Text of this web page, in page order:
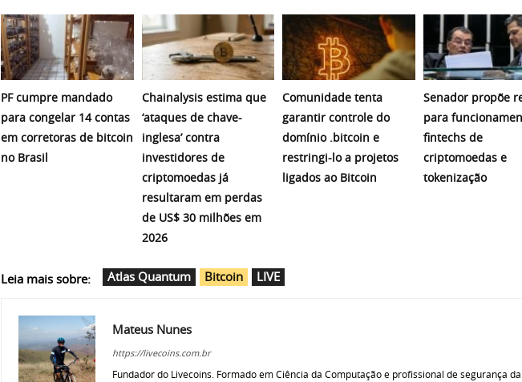
PF cumpre mandado
para congelar 14 contas
em corretoras de bitcoin
no Brasil
Chainalysis estima que
‘ataques de chave-
inglesa’ contra
investidores de
criptomoedas já
resultaram em perdas
de US$ 30 milhões em
2026
Comunidade tenta
garantir controle do
domínio .bitcoin e
restringi-lo a projetos
ligados ao Bitcoin
Senador propõe
para
fintechs de
criptomoedas e
tokenização
Leia mais sobre: Atlas Quantum Bitcoin LIVE
Mateus Nunes
https://livecoins.com.br
Fundador do Livecoins. Formado em Ciência da Computação e profissional de segurança da